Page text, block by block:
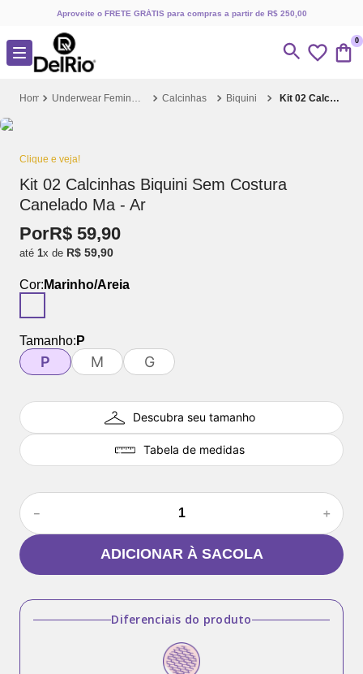
Aproveite o FRETE GRÁTIS para compras a partir de R$ 250,00
0
Underwear Feminino Calcinhas Biquini Kit 02 Calcinhas Biquini Sem Costura Canelado Ma - Ar
Clique e veja!
Kit 02 Calcinhas Biquini Sem Costura
Canelado Ma - Ar
PorR$ 59,90
até 1x de R$ 59,90
Cor: Marinho/Areia
Tamanho: P
P M G
Descubra seu tamanho
Tabela de medidas
＋
－
ADICIONAR À SACOLA
Diferenciais do produto